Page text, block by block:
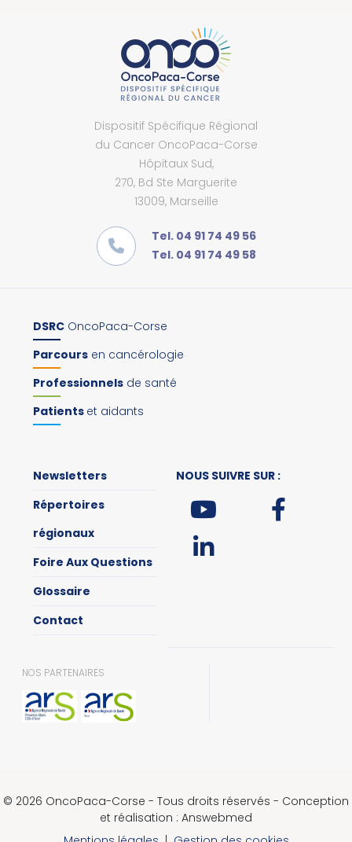
Dispositif Spécifique Régional
du Cancer OncoPaca-Corse
Hôpitaux Sud,
270, Bd Ste Marguerite
13009, Marseille
Tel. 04 91 74 49 56
Tel. 04 91 74 49 58
DSRC OncoPaca-Corse
Parcours en cancérologie
Professionnels de santé
Patients et aidants
Newsletters
Répertoires
régionaux
Foire Aux Questions
Glossaire
Contact
NOUS SUIVRE SUR :
NOS PARTENAIRES
© 2026 OncoPaca-Corse - Tous droits réservés - Conception
et réalisation : Answebmed